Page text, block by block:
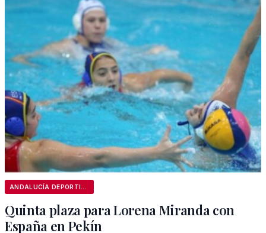
Quinta plaza para Lorena Miranda con
España en Pekín